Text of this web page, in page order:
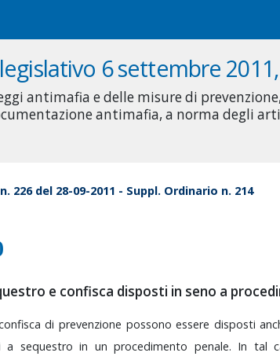
6 settembre
antimafia e delle misure di
antimafia, a norma degli
226 del 28-09-2011 - Suppl. Ordinario n. 214
e confisca disposti in seno a
diprevenzione possonoessere disposti
a sequestroin unprocedimento penale. In tal